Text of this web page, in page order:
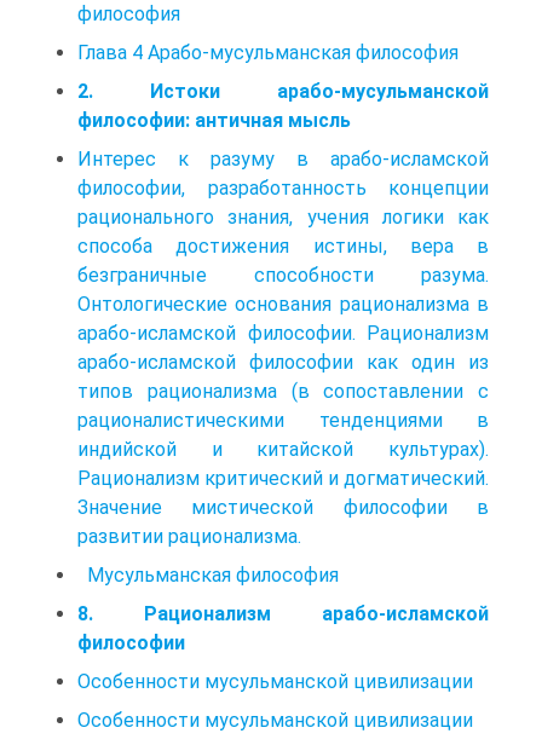
философия
Глава 4 Арабо-мусульманская философия
2. Истоки арабо-мусульманской
философии: античная мысль
Интерес к разуму в арабо-исламской
философии, разработанность концепции
рационального знания, учения логики как
способа достижения истины, вера в
безграничные способности разума.
Онтологические основания рационализма в
арабо-исламской философии. Рационализм
арабо-исламской философии как один из
типов рационализма (в сопоставлении с
рационалистическими тенденциями в
индийской и китайской культурах).
Рационализм критический и догматический.
Значение мистической философии в
развитии рационализма.
Мусульманская философия
8. Рационализм арабо-исламской
философии
Особенности мусульманской цивилизации
Особенности мусульманской цивилизации